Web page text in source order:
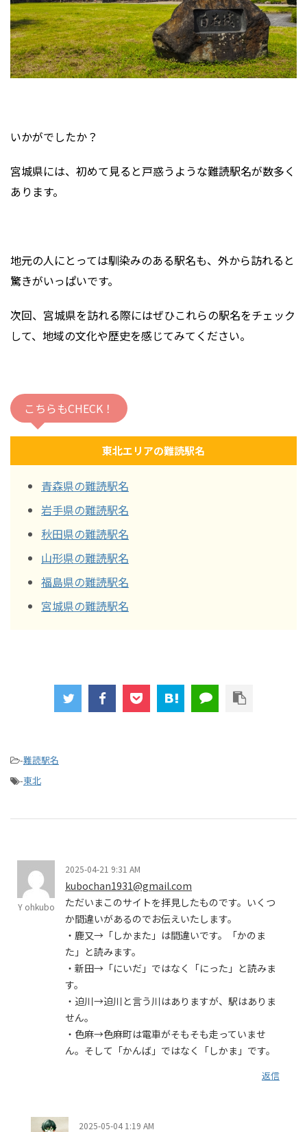
いかがでしたか？
宮城県には、初めて見ると戸惑うような難読駅名が数多く
あります。
地元の人にとっては馴染みのある駅名も、外から訪れると
驚きがいっぱいです。
次回、宮城県を訪れる際にはぜひこれらの駅名をチェック
して、地域の文化や歴史を感じてみてください。
こちらもCHECK！
東北エリアの難読駅名
青森県の難読駅名
岩手県の難読駅名
秋田県の難読駅名
山形県の難読駅名
福島県の難読駅名
宮城県の難読駅名
-難読駅名
-東北
Y ohkubo
2025-04-21 9:31 AM
kubochan1931@gmail.com
ただいまこのサイトを拝見したものです。いくつ
か間違いがあるのでお伝えいたします。
・鹿又→「しかまた」は間違いです。「かのま
た」と読みます。
・新田→「にいだ」ではなく「にった」と読みま
す。
・迫川→迫川と言う川はありますが、駅はありま
せん。
・色麻→色麻町は電車がそもそも走っていませ
ん。そして「かんば」ではなく「しかま」です。
返信
2025-05-04 1:19 AM